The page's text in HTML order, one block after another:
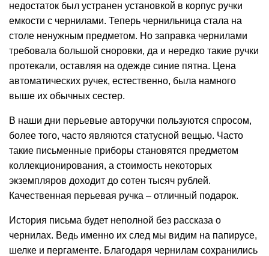
недостаток был устранен установкой в корпус ручки
емкости с чернилами. Теперь чернильница стала на
столе ненужным предметом. Но заправка чернилами
требовала большой сноровки, да и нередко такие ручки
протекали, оставляя на одежде синие пятна. Цена
автоматических ручек, естественно, была намного
выше их обычных сестер.
В наши дни перьевые авторучки пользуются спросом,
более того, часто являются статусной вещью. Часто
такие письменные приборы становятся предметом
коллекционирования, а стоимость некоторых
экземпляров доходит до сотен тысяч рублей.
Качественная перьевая ручка – отличный подарок.
История письма будет неполной без рассказа о
чернилах. Ведь именно их след мы видим на папирусе,
шелке и пергаменте. Благодаря чернилам сохранились